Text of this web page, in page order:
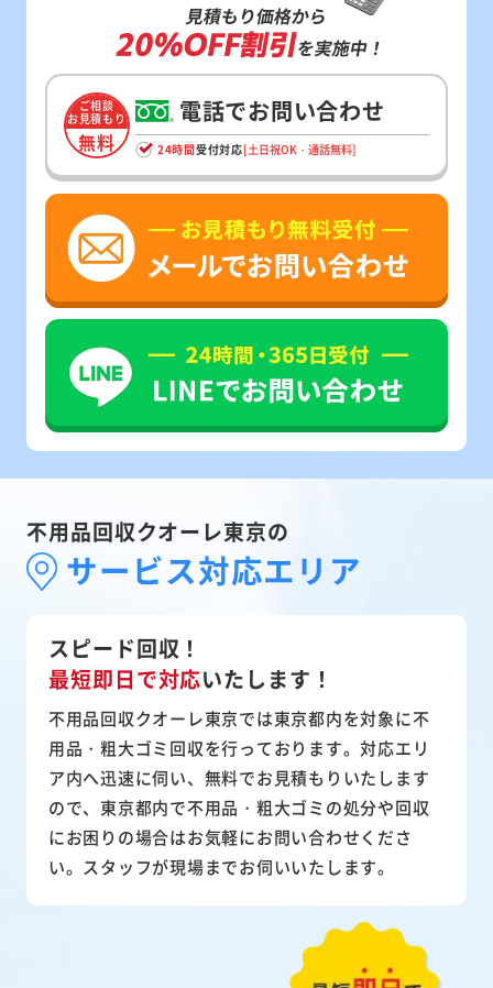
見積もり価格から
20%OFF割引を実施中！
ご相談
お見積もり
無料
電話でお問い合わせ
24時間受付対応[土日祝OK・通話無料]
不用品回収クオーレ東京の
サービス対応エリア
スピード回収！
最短即日で対応いたします！
不用品回収クオーレ東京では東京都内を対象に不
用品・粗大ゴミ回収を行っております。対応エリ
ア内へ迅速に伺い、無料でお見積もりいたします
ので、東京都内で不用品・粗大ゴミの処分や回収
にお困りの場合はお気軽にお問い合わせくださ
い。スタッフが現場までお伺いいたします。